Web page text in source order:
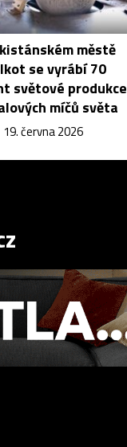
městě
se vyrábí 70
světové produkce
míčů světa
19. června 2026